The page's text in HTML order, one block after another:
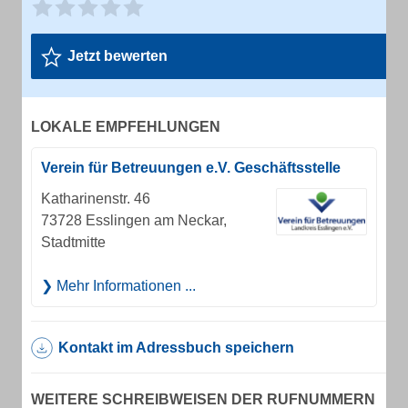
Jetzt bewerten
LOKALE EMPFEHLUNGEN
Verein für Betreuungen e.V. Geschäftsstelle
Katharinenstr. 46
73728 Esslingen am Neckar,
Stadtmitte
Mehr Informationen ...
Kontakt im Adressbuch speichern
WEITERE SCHREIBWEISEN DER RUFNUMMERN